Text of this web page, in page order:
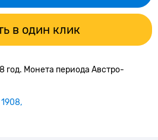
в один клик
год. Монета периода Австро-
1908